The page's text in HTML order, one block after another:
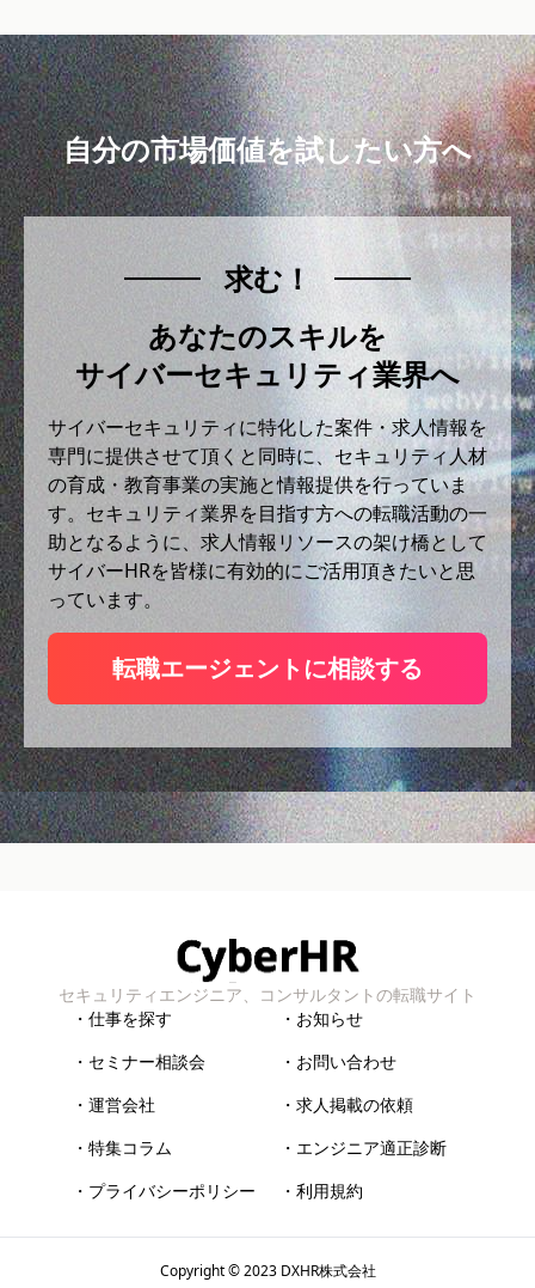
自分の市場価値を試したい方へ
求む！
あなたのスキルを
サイバーセキュリティ業界へ
サイバーセキュリティに特化した案件・求人情報を
専門に提供させて頂くと同時に、セキュリティ人材
の育成・教育事業の実施と情報提供を行っていま
す。セキュリティ業界を目指す方への転職活動の一
助となるように、求人情報リソースの架け橋として
サイバーHRを皆様に有効的にご活用頂きたいと思
っています。
転職エージェントに相談する
セキュリティエンジニア、コンサルタントの転職サイト
・仕事を探す
・お知らせ
・セミナー相談会
・お問い合わせ
・運営会社
・求人掲載の依頼
・特集コラム
・エンジニア適正診断
・プライバシーポリシー
・利用規約
Copyright © 2023 DXHR株式会社